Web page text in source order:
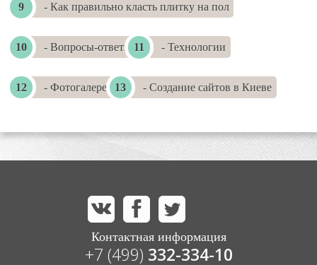
- Как правильно класть плитку на пол
- Вопросы-ответы - Технологии
- Фотогалереи - Создание сайтов в Киеве
Контактная информация
+7 (499) 332-334-10